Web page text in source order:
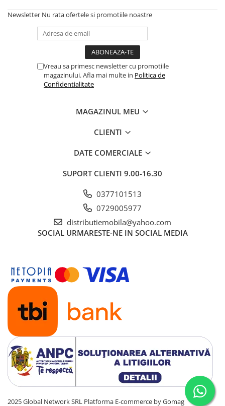
Newsletter Nu rata ofertele si promotiile noastre
Vreau sa primesc newsletter cu promotiile
magazinului. Afla mai multe in Politica de
Confidentialitate
MAGAZINUL MEU
CLIENTI
DATE COMERCIALE
SUPORT CLIENTI 9.00-16.30
0377101513
0729005977
distributiemobila@yahoo.com
SOCIAL URMARESTE-NE IN SOCIAL MEDIA
2025 Global Network SRL Platforma E-commerce by Gomag